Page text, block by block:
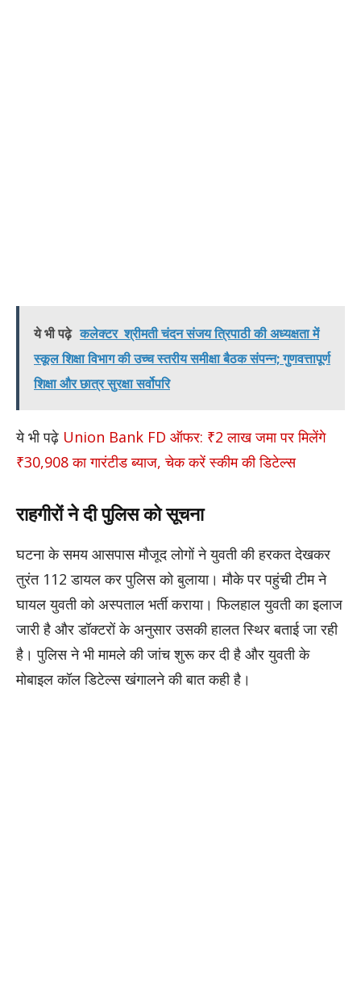
ये भी पढ़े ​कलेक्टर श्रीमती चंदन संजय त्रिपाठी की अध्यक्षता में
स्कूल शिक्षा विभाग की उच्च स्तरीय समीक्षा बैठक संपन्न; गुणवत्तापूर्ण
शिक्षा और छात्र सुरक्षा सर्वोपरि
ये भी पढ़े Union Bank FD ऑफर: ₹2 लाख जमा पर मिलेंगे
₹30,908 का गारंटीड ब्याज, चेक करें स्कीम की डिटेल्स
राहगीरों ने दी पुलिस को सूचना
घटना के समय आसपास मौजूद लोगों ने युवती की हरकत देखकर
तुरंत 112 डायल कर पुलिस को बुलाया। मौके पर पहुंची टीम ने
घायल युवती को अस्पताल भर्ती कराया। फिलहाल युवती का इलाज
जारी है और डॉक्टरों के अनुसार उसकी हालत स्थिर बताई जा रही
है। पुलिस ने भी मामले की जांच शुरू कर दी है और युवती के
मोबाइल कॉल डिटेल्स खंगालने की बात कही है।